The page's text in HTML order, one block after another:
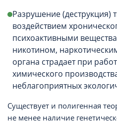
Разрушение (деструкция)
воздействием
психоактивными
никотином,
органа страдает при
химического
неблагоприятных
Существует и полигенная
не менее наличие